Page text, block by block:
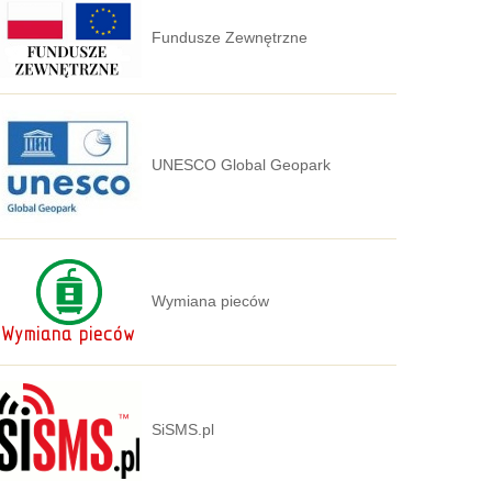
Fundusze Zewnętrzne
UNESCO Global Geopark
Wymiana pieców
SiSMS.pl